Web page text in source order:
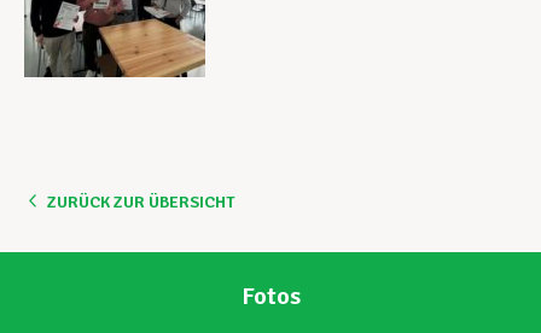
ZURÜCK ZUR ÜBERSICHT
Fotos